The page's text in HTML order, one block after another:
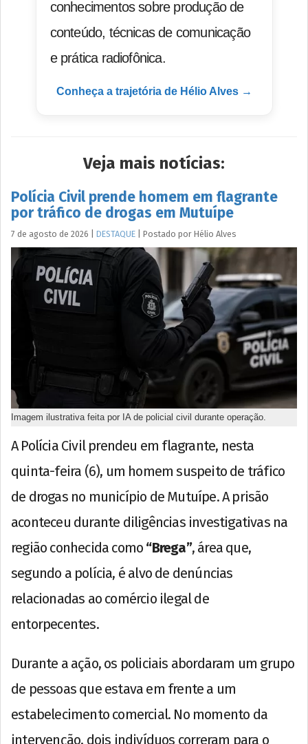
conhecimentos sobre produção de
conteúdo, técnicas de comunicação
e prática radiofônica.
Conheça a trajetória de Hélio Alves →
Veja mais notícias:
Polícia Civil prende homem em flagrante
por tráfico de drogas em Mutuípe
7 de agosto de 2026 DESTAQUE Postado por Hélio Alves
Imagem ilustrativa feita por IA de policial civil durante operação.
A Polícia Civil prendeu em flagrante, nesta
quinta-feira (6), um homem suspeito de tráfico
de drogas no município de Mutuípe. A prisão
aconteceu durante diligências investigativas na
região conhecida como “Brega”, área que,
segundo a polícia, é alvo de denúncias
relacionadas ao comércio ilegal de
entorpecentes.
Durante a ação, os policiais abordaram um grupo
de pessoas que estava em frente a um
estabelecimento comercial. No momento da
intervenção, dois indivíduos correram para o